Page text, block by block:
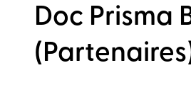
Doc Prisma